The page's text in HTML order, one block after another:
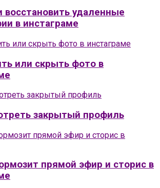
удаленные
в инстаграме
или скрыть фото в
закрытый профиль
прямой эфир и сторис в